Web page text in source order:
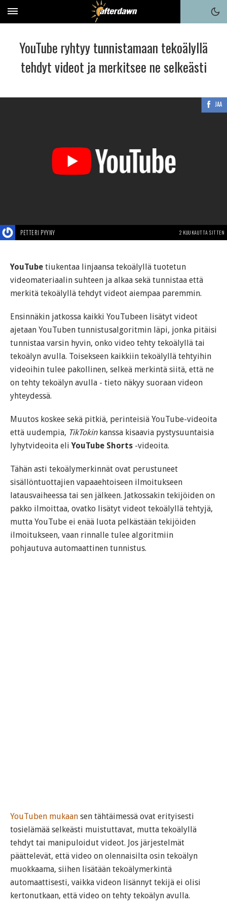
YouTube ryhtyy tunnistamaan tekoälyllä
tehdyt videot ja merkitsee ne selkeästi
JAA
PETTERI PYYNY 2 KUUKAUTTA SITTEN
YouTube tiukentaa linjaansa tekoälyllä tuotetun
videomateriaalin suhteen ja alkaa sekä tunnistaa että
merkitä tekoälyllä tehdyt videot aiempaa paremmin.
Ensinnäkin jatkossa kaikki YouTubeen lisätyt videot
ajetaan YouTuben tunnistusalgoritmin läpi, jonka pitäisi
tunnistaa varsin hyvin, onko video tehty tekoälyllä tai
tekoälyn avulla. Toisekseen kaikkiin tekoälyllä tehtyihin
videoihin tulee pakollinen, selkeä merkintä siitä, että ne
on tehty tekoälyn avulla - tieto näkyy suoraan videon
yhteydessä.
Muutos koskee sekä pitkiä, perinteisiä YouTube-videoita
että uudempia, TikTokinkanssa kisaavia pystysuuntaisia
lyhytvideoita eliYouTube Shorts -videoita.
Tähän asti tekoälymerkinnät ovat perustuneet
sisällöntuottajien vapaaehtoiseen ilmoitukseen
latausvaiheessa tai sen jälkeen. Jatkossakin tekijöiden on
pakko ilmoittaa, ovatko lisätyt videot tekoälyllä tehtyjä,
mutta YouTube ei enää luota pelkästään tekijöiden
ilmoitukseen, vaan rinnalle tulee algoritmiin
pohjautuva automaattinen tunnistus.
YouTuben mukaan sen tähtäimessä ovat erityisesti
tosielämää selkeästi muistuttavat, mutta tekoälyllä
tehdyt tai manipuloidut videot. Jos järjestelmät
päättelevät, että video on olennaisilta osin tekoälyn
muokkaama, siihen lisätään tekoälymerkintä
automaattisesti, vaikka videon lisännyt tekijä ei olisi
kertonutkaan, että video on tehty tekoälyn avulla.